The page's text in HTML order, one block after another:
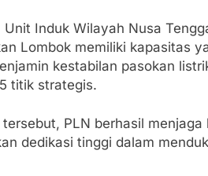
Unit Induk Wilayah Nusa
Lombok memiliki kapasitas
kestabilan pasokan
titik strategis.
PLN berhasil
dedikasi tinggi dalam